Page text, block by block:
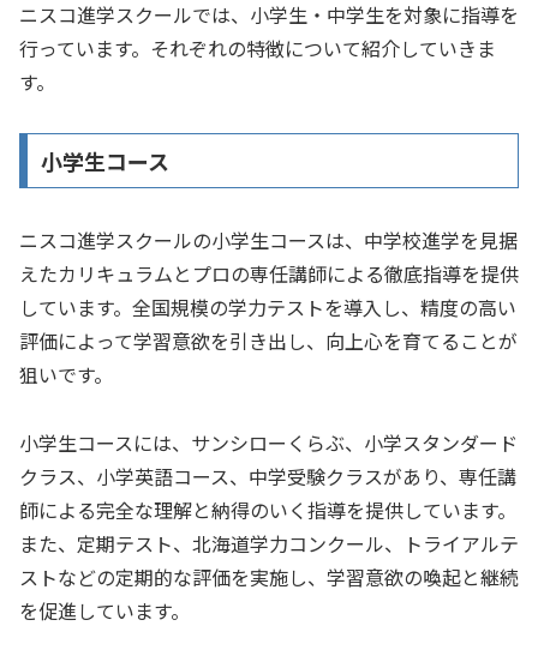
ニスコ進学スクールでは、小学生・中学生を対象に指導を
行っています。それぞれの特徴について紹介していきま
す。
小学生コース
ニスコ進学スクールの小学生コースは、中学校進学を見据
えたカリキュラムとプロの専任講師による徹底指導を提供
しています。全国規模の学力テストを導入し、精度の高い
評価によって学習意欲を引き出し、向上心を育てることが
狙いです。
小学生コースには、サンシローくらぶ、小学スタンダード
クラス、小学英語コース、中学受験クラスがあり、専任講
師による完全な理解と納得のいく指導を提供しています。
また、定期テスト、北海道学力コンクール、トライアルテ
ストなどの定期的な評価を実施し、学習意欲の喚起と継続
を促進しています。